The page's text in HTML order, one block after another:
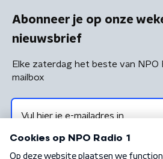
Abonneer je op onze
nieuwsbrief
Elke zaterdag het beste van NPO
mailbox